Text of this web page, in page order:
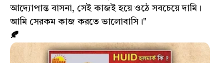
আদ্যোপান্ত বাসনা, সেই কাজই হয়ে ওঠে সবচেয়ে দামি।
আমি সেরকম কাজ করতে ভালোবাসি।"
🍂